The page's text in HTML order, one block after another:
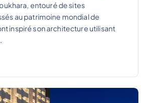
entouré de sites
au patrimoine mondial de
inspiré son architecture utilisant